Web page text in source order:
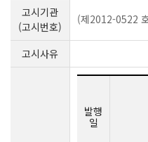
고시기관
(고시번호)
(제2012-0522
고시사유
발행
일